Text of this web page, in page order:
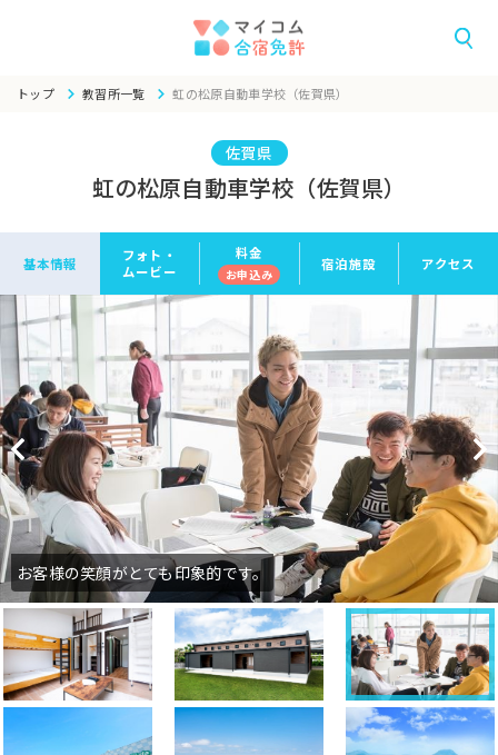
トップ 教習所一覧 虹の松原自動車学校（佐賀県）
佐賀県
虹の松原自動車学校（佐賀県）
基本情報
フォト・
ムービー
料金
お申込み
宿泊施設 アクセス
お客様の笑顔がとても印象的です。